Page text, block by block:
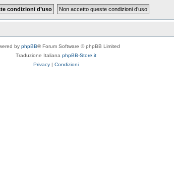
by phpBB® Forum Software © phpBB Limited
Traduzione Italiana phpBB-Store.it
Privacy | Condizioni